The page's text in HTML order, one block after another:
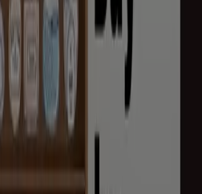
めのトップディール